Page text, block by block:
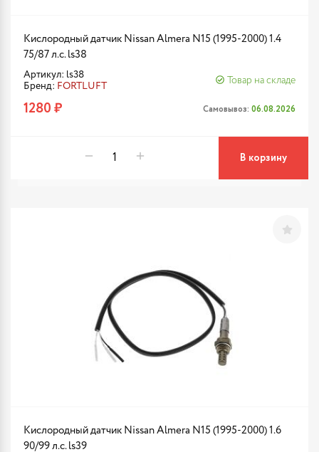
Кислородный датчик Nissan Almera N15 (1995-2000) 1.4
75/87 л.с. ls38
Артикул: ls38
Бренд: FORTLUFT
Товар на складе
1280 ₽ Самовывоз: 06.08.2026
В корзину
Кислородный датчик Nissan Almera N15 (1995-2000) 1.6
90/99 л.с. ls39